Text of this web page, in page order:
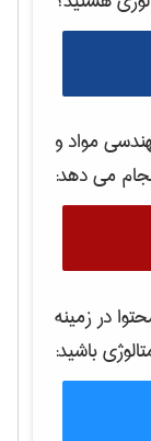
مواد و
می دهد:
در زمینه
باشید: